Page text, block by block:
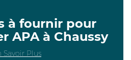
à fournir pour
APA à Chaussy
Savoir Plus